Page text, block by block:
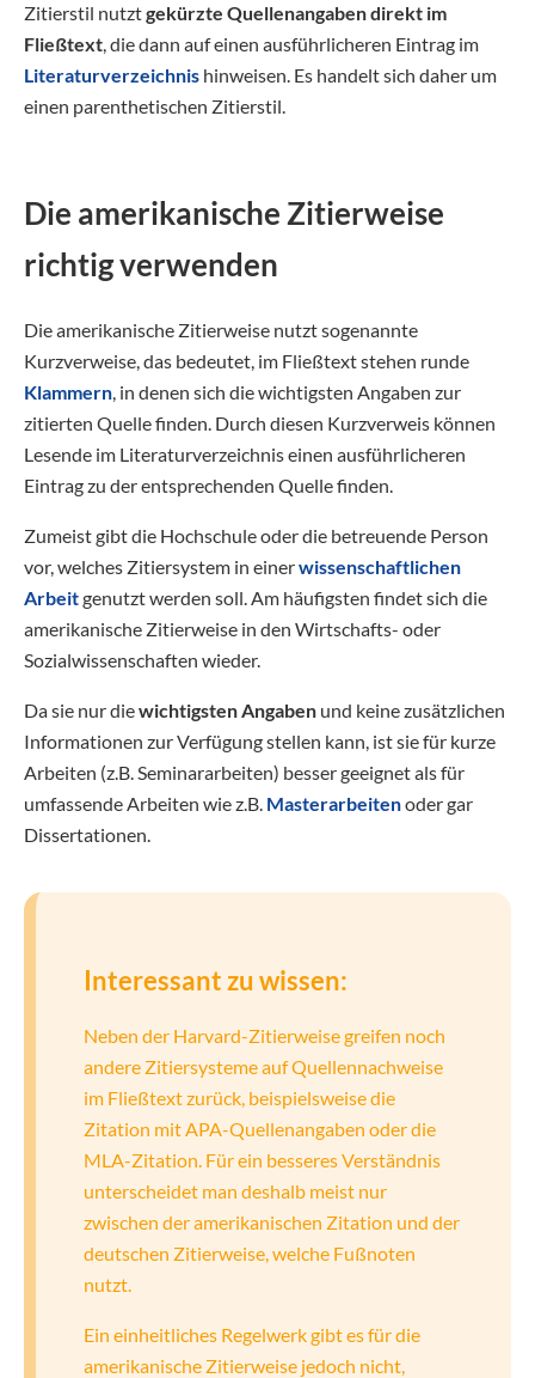
Zitierstil nutztgekürzte Quellenangaben direkt im
Fließtext, die dann auf einen ausführlicheren Eintrag im
Literaturverzeichnis hinweisen. Es handelt sich daher um
einen parenthetischen Zitierstil.
Die amerikanische Zitierweise
richtig verwenden
Die amerikanische Zitierweise nutzt sogenannte
Kurzverweise, das bedeutet, im Fließtext stehen runde
Klammern, in denen sich die wichtigsten Angaben zur
zitierten Quelle finden. Durch diesen Kurzverweis können
Lesende im Literaturverzeichnis einen ausführlicheren
Eintrag zu der entsprechenden Quelle finden.
Zumeist gibt die Hochschule oder die betreuende Person
vor, welches Zitiersystem in einerwissenschaftlichen
Arbeitgenutzt werden soll. Am häufigsten findet sich die
amerikanische Zitierweise in den Wirtschafts- oder
Sozialwissenschaften wieder.
Da sie nur diewichtigsten Angaben und keine zusätzlichen
Informationen zur Verfügung stellen kann, ist sie für kurze
Arbeiten (z.B. Seminararbeiten) besser geeignet als für
umfassende Arbeiten wie z.B. Masterarbeitenoder gar
Dissertationen.
Interessant zu wissen:
Neben der Harvard-Zitierweise greifen noch
andere Zitiersysteme auf Quellennachweise
im Fließtext zurück, beispielsweise die
Zitation mit APA-Quellenangaben oder die
MLA-Zitation. Für ein besseres Verständnis
unterscheidet man deshalb meist nur
zwischen der amerikanischen Zitation und der
deutschen Zitierweise, welche Fußnoten
nutzt.
Ein einheitliches Regelwerk gibt es für die
amerikanische Zitierweise jedoch nicht,